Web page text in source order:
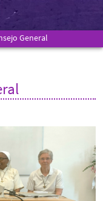
General